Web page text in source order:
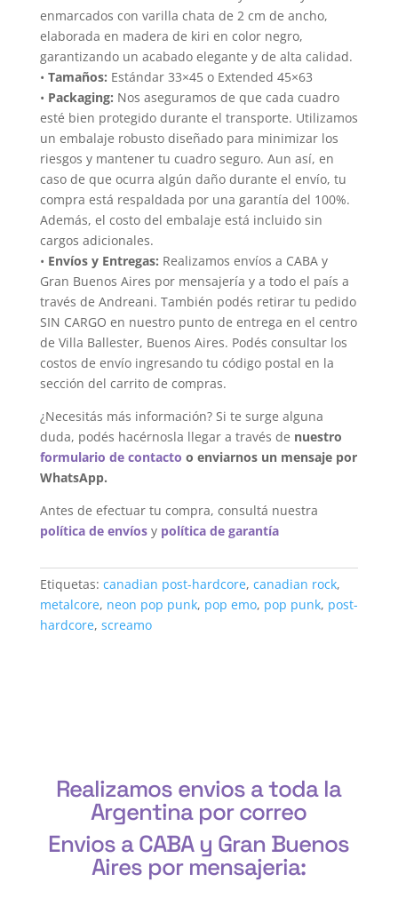
enmarcados con varilla chata de 2 cm de ancho,
elaborada en madera de kiri en color negro,
garantizando un acabado elegante y de alta calidad.
• Tamaños: Estándar 33×45 o Extended 45×63
• Packaging: Nos aseguramos de que cada cuadro
esté bien protegido durante el transporte. Utilizamos
un embalaje robusto diseñado para minimizar los
riesgos y mantener tu cuadro seguro. Aun así, en
caso de que ocurra algún daño durante el envío, tu
compra está respaldada por una garantía del 100%.
Además, el costo del embalaje está incluido sin
cargos adicionales.
• Envíos y Entregas: Realizamos envíos a CABA y
Gran Buenos Aires por mensajería y a todo el país a
través de Andreani. También podés retirar tu pedido
SIN CARGO en nuestro punto de entrega en el centro
de Villa Ballester, Buenos Aires. Podés consultar los
costos de envío ingresando tu código postal en la
sección del carrito de compras.
¿Necesitás más información? Si te surge alguna
duda, podés hacérnosla llegar a través de nuestro
formulario de contacto o enviarnos un mensaje por
WhatsApp.
Antes de efectuar tu compra, consultá nuestra
política de envíosy política de garantía
Etiquetas: canadian post-hardcore, canadian rock,
metalcore, neon pop punk, pop emo, pop punk, post-
hardcore, screamo
Realizamos envios a toda la
Argentina por correo
Envios a CABA y Gran Buenos
Aires por mensajeria: